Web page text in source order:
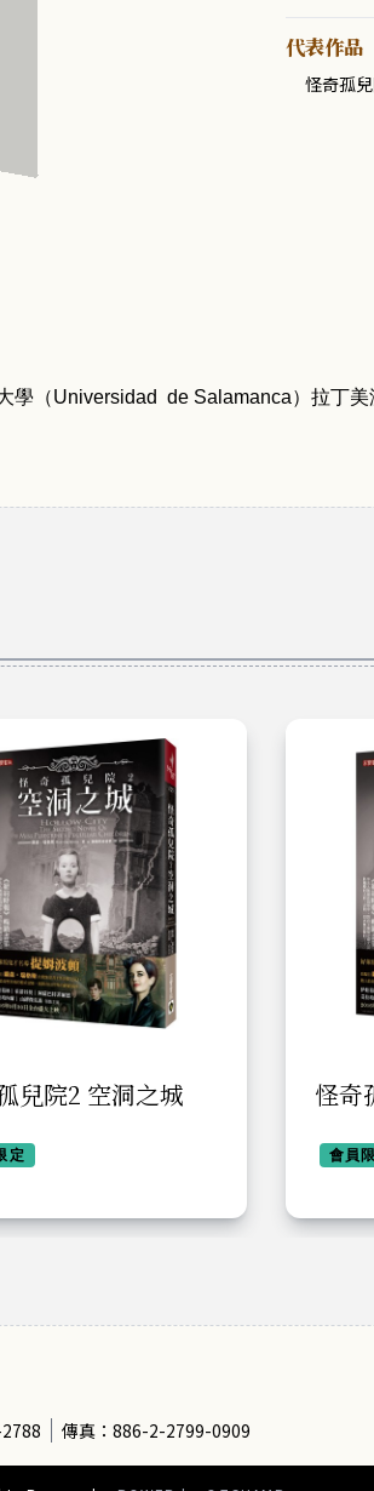
代表作品
怪奇孤
學（Universidad de Salamanca）拉丁
兒院2 空洞之城
定
怪奇
會員
傳真：886-2-2799-0909